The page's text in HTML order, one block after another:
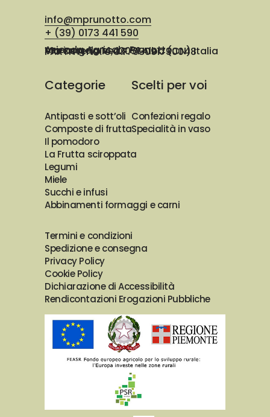
info@mprunotto.com
+ (39) 0173 441 590
Azienda Agricola Prunotto Mariangela ssa
Via Osteria 14, 12051 Alba (CN) Italia
PARTITA IVA e C.F. 03091730048
Categorie
Antipasti e sott’oli
Composte di frutta
Il pomodoro
La Frutta sciroppata
Legumi
Miele
Succhi e infusi
Abbinamenti formaggi e carni
Scelti per voi
Confezioni regalo
Specialità in vaso
Termini e condizioni
Spedizione e consegna
Privacy Policy
Cookie Policy
Dichiarazione di Accessibilità
Rendicontazioni Erogazioni Pubbliche